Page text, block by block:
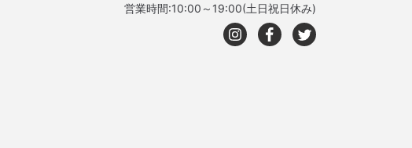
営業時間:10:00～19:00(土日祝日休み)